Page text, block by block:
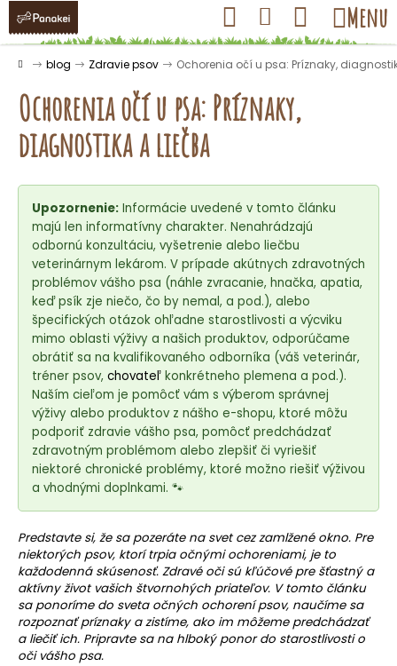
Prejsť
obsah
Hľadať Prihlásenie
Nákupný
košík
Menu
Domov
blog Zdravie psov Ochorenia očí u psa: Príznaky,
Ochorenia očí u psa: Príznaky,
diagnostika a liečba
Upozornenie: Informácie uvedené v tomto článku
majú len informatívny charakter. Nenahrádzajú
odbornú konzultáciu, vyšetrenie alebo liečbu
veterinárnym lekárom. V prípade akútnych zdravotných
problémov vášho psa (náhle zvracanie, hnačka, apatia,
keď psík zje niečo, čo by nemal, a pod.), alebo
špecifických otázok ohľadne starostlivosti a výcviku
mimo oblasti výživy a našich produktov, odporúčame
obrátiť sa na kvalifikovaného odborníka (váš veterinár,
tréner psov, chovateľ konkrétneho plemena a pod.).
Naším cieľom je pomôcť vám s výberom správnej
výživy alebo produktov z nášho e-shopu, ktoré môžu
podporiť zdravie vášho psa, pomôcť predchádzať
zdravotným problémom alebo zlepšiť či vyriešiť
niektoré chronické problémy, ktoré možno riešiť výživou
a vhodnými doplnkami. 🐾
Predstavte si, že sa pozeráte na svet cez zamlžené okno. Pre
niektorých psov, ktorí trpia očnými ochoreniami, je to
každodenná skúsenosť. Zdravé oči sú kľúčové pre šťastný a
aktívny život vašich štvornohých priateľov. V tomto článku
sa ponoríme do sveta očných ochorení psov, naučíme sa
rozpoznať príznaky a zistíme, ako im môžeme predchádzať
a liečiť ich. Pripravte sa na hlboký ponor do starostlivosti o
oči vášho psa.
K
o Späť
Späť
o
á
j
s
ť
?